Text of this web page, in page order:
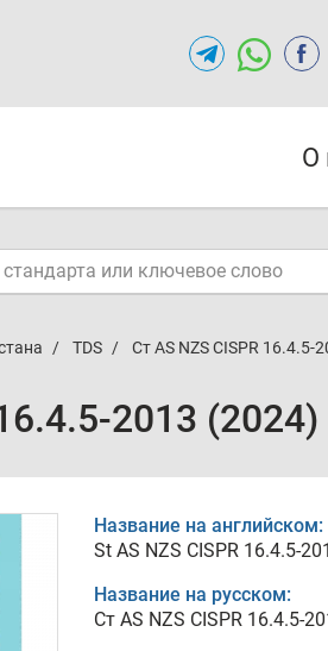
О
TDS Ст AS NZS CISPR 16.4.5-
2013 (2024)
Название на английском:
St AS NZS CISPR 16.4.5-
Название на русском:
Ст AS NZS CISPR 16.4.5-